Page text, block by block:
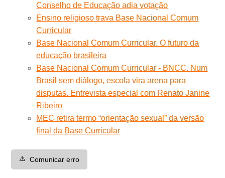
Conselho de Educação adia votação
Ensino religioso trava Base Nacional Comum
Curricular
Base Nacional Comum Curricular. O futuro da
educação brasileira
Base Nacional Comum Curricular - BNCC. Num
Brasil sem diálogo, escola vira arena para
disputas. Entrevista especial com Renato Janine
Ribeiro
MEC retira termo “orientação sexual” da versão
final da Base Curricular
⚠️ Comunicar erro